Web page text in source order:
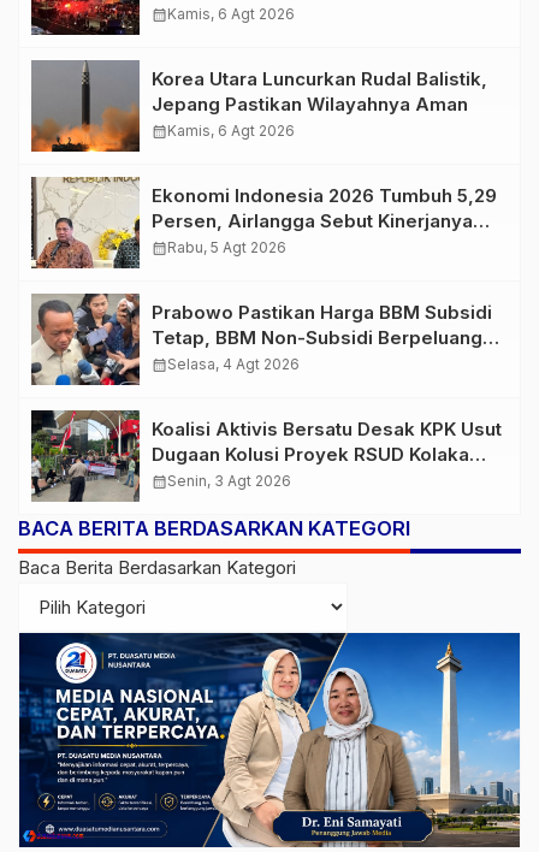
Usai Final Piala Presiden
calendar_monthKamis, 6 Agt 2026
Korea Utara Luncurkan Rudal Balistik,
Jepang Pastikan Wilayahnya Aman
calendar_monthKamis, 6 Agt 2026
Ekonomi Indonesia 2026 Tumbuh 5,29
Persen, Airlangga Sebut Kinerjanya
Lampaui Rata-Rata Global
calendar_monthRabu, 5 Agt 2026
Prabowo Pastikan Harga BBM Subsidi
Tetap, BBM Non-Subsidi Berpeluang
Turun
calendar_monthSelasa, 4 Agt 2026
Koalisi Aktivis Bersatu Desak KPK Usut
Dugaan Kolusi Proyek RSUD Kolaka
Timur, Sejumlah Pejabat dan PT
Diperiksa
calendar_monthSenin, 3 Agt 2026
BACA BERITA BERDASARKAN KATEGORI
Baca Berita Berdasarkan Kategori